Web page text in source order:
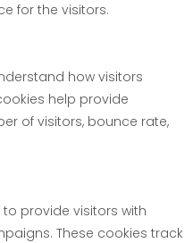
for the visitors.
how visitors
help provide
of visitors, bounce rate,
provide visitors with
These cookies track